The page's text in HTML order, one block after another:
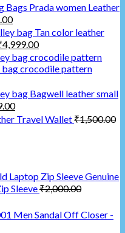
Prada women Leather
Tan color leather
4,999.00
crocodile pattern
Bagwell leather small
Travel Wallet₹1,500.00
Genuine
Sleeve₹2,000.00
Men Sandal Off Closer -